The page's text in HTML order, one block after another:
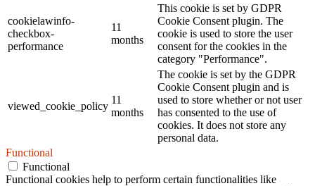
cookielawinfo-
checkbox-
performance
11
months
This cookie is set by GDPR
Cookie Consent plugin. The
cookie is used to store the user
consent for the cookies in the
category "Performance".
viewed_cookie_policy
11
months
The cookie is set by the GDPR
Cookie Consent plugin and is
used to store whether or not user
has consented to the use of
cookies. It does not store any
personal data.
Functional
Functional
Functional cookies help to perform certain functionalities like